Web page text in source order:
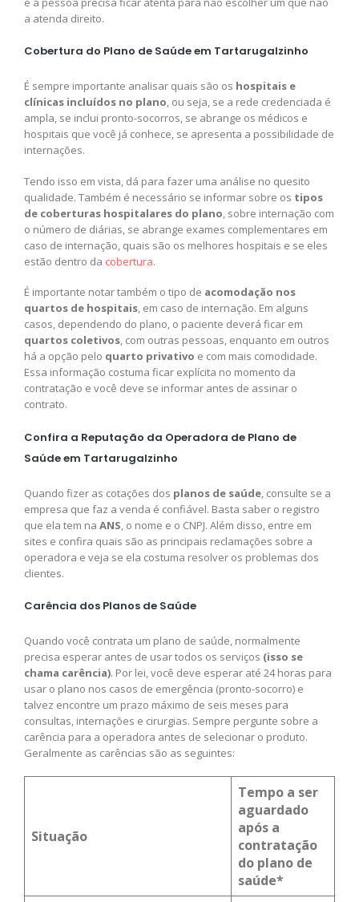
a atenda direito.
Cobertura do Plano de Saúde em Tartarugalzinho
É sempre importante analisar quais são os hospitais e
clínicas incluídos no plano, ou seja, se a rede credenciada é
ampla, se inclui pronto-socorros, se abrange os médicos e
hospitais que você já conhece, se apresenta a possibilidade de
internações.
Tendo isso em vista, dá para fazer uma análise no quesito
qualidade. Também é necessário se informar sobre os tipos
de coberturas hospitalares do plano, sobre internação com
o número de diárias, se abrange exames complementares em
caso de internação, quais são os melhores hospitais e se eles
estão dentro da cobertura.
É importante notar também o tipo de acomodação nos
quartos de hospitais, em caso de internação. Em alguns
casos, dependendo do plano, o paciente deverá ficar em
quartos coletivos, com outras pessoas, enquanto em outros
há a opção pelo quarto privativo e com mais comodidade.
Essa informação costuma ficar explícita no momento da
contratação e você deve se informar antes de assinar o
contrato.
Confira a Reputação da Operadora de Plano de
Saúde em Tartarugalzinho
Quando fizer as cotações dos planos de saúde, consulte se a
empresa que faz a venda é confiável. Basta saber o registro
que ela tem na ANS, o nome e o CNPJ. Além disso, entre em
sites e confira quais são as principais reclamações sobre a
operadora e veja se ela costuma resolver os problemas dos
clientes.
Carência dos Planos de Saúde
Quando você contrata um plano de saúde, normalmente
precisa esperar antes de usar todos os serviços (isso se
chama carência). Por lei, você deve esperar até 24 horas para
usar o plano nos casos de emergência (pronto-socorro) e
talvez encontre um prazo máximo de seis meses para
consultas, internações e cirurgias. Sempre pergunte sobre a
carência para a operadora antes de selecionar o produto.
Geralmente as carências são as seguintes:
Situação
Tempo a ser
aguardado
após a
contratação
do plano de
saúde*